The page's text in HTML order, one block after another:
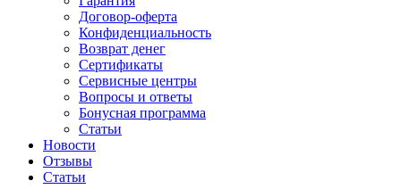
Договор-оферта
Конфиденциальность
Возврат денег
Сертификаты
Сервисные центры
Вопросы и ответы
Бонусная программа
Статьи
Новости
Отзывы
Статьи